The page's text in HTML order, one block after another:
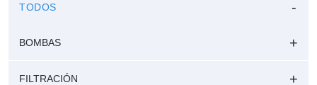
TODOS
BOMBAS
FILTRACIÓN